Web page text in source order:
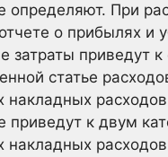
определяют. При
о прибылях и
затраты приведут к
статье
накладных
приведут к двум
накладных